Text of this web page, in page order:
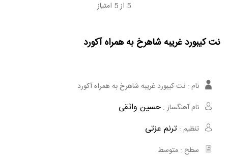
5 از 5 امتیاز
نت کیبورد غریبه شاهرخ به همراه آکورد
نام : نت کیبورد غریبه شاهرخ به همراه آکورد
نام آهنگساز : حسین واثقی
تنظیم : ترنم عزتی
سطح : متوسط